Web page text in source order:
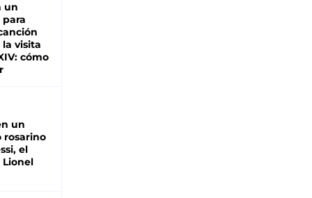
un
para
visita
cómo
un
rosarino
el